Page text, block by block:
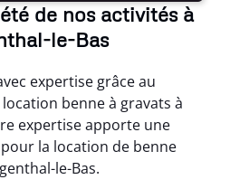
de nos activités à
le-Bas
expertise grâce au
benne à gravats à
expertise apporte une
la location de benne
le-Bas.